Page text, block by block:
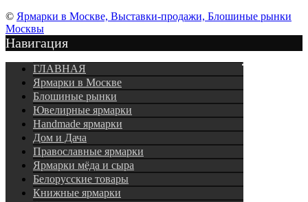
© Ярмарки в Москве, Выставки-продажи, Блошиные рынки
Москвы
Навигация
Подписка
ГЛАВНАЯ
Ярмарки в Москве
Блошиные рынки
Ювелирные ярмарки
Нandmade ярмарки
Дом и Дача
Православные ярмарки
Ярмарки мёда и сыра
Белорусские товары
Книжные ярмарки